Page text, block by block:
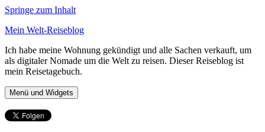
Springe zum Inhalt
Mein Welt-Reiseblog
Ich habe meine Wohnung gekündigt und alle Sachen verkauft, um
als digitaler Nomade um die Welt zu reisen. Dieser Reiseblog ist
mein Reisetagebuch.
Menü und Widgets